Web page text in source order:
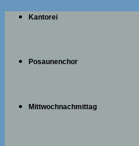
Kantorei
Posaunenchor
Mittwochnachmittag